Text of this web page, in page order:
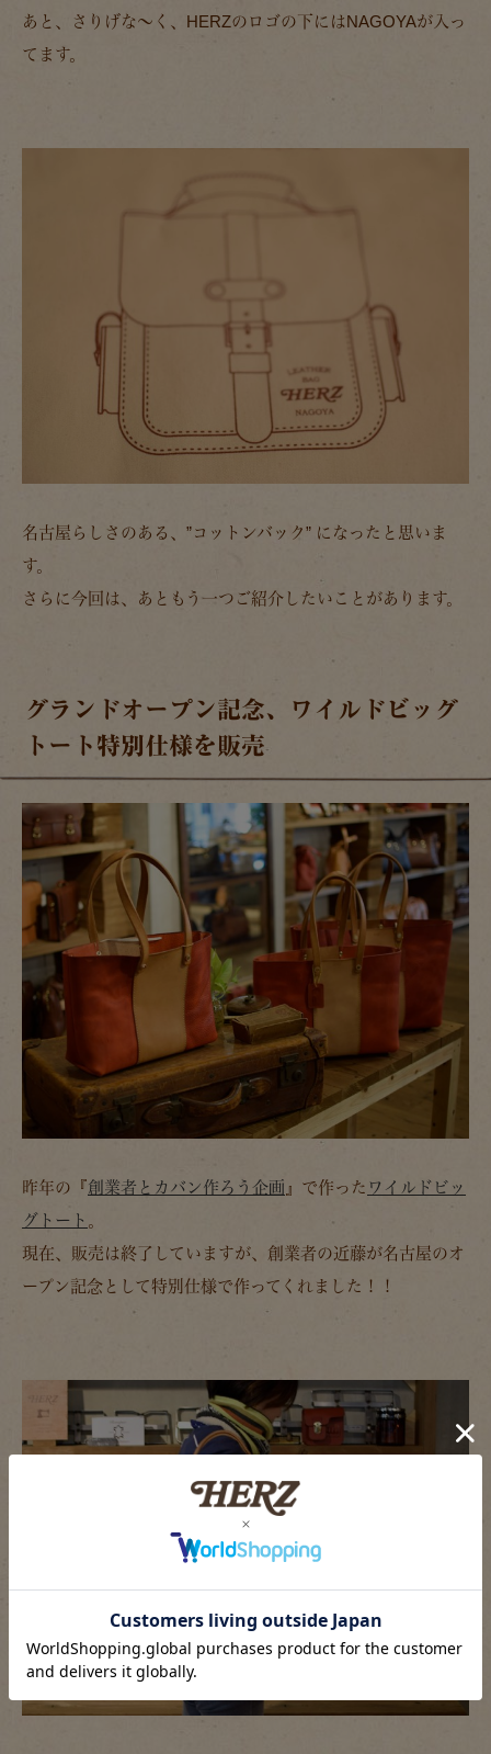
あと、さりげな～く、HERZのロゴの下にはNAGOYAが入っ
てます。
名古屋らしさのある、”コットンバック” になったと思いま
す。
さらに今回は、あともう一つご紹介したいことがあります。
グランドオープン記念、ワイルドビッグ
トート特別仕様を販売
昨年の『創業者とカバン作ろう企画 』で作った ワイルドビッ
グトート 。
現在、販売は終了していますが、創業者の近藤が名古屋のオ
ープン記念として特別仕様で作ってくれました！！